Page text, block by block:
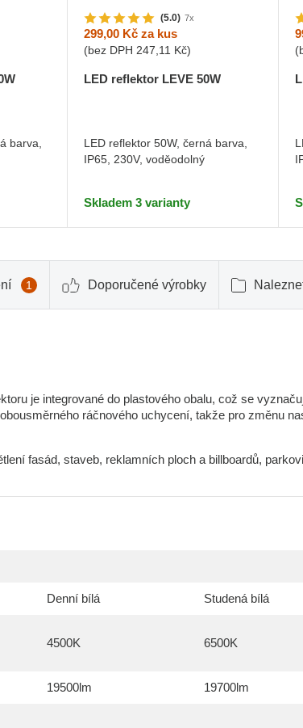
barva,
(5.0) 7x
299,00 Kčza kus
(bez DPH 247,11 Kč)
LED reflektor LEVE 50W
LED reflektor 50W, černá barva,
IP65, 230V, voděodolný
Skladem 3 varianty
1 Doporučené výrobky
je integrované do plastového obalu, což se
ráčnového uchycení, takže pro změnu
fasád, staveb, reklamních ploch a billboardů,
Denní bílá Studená bílá
4500K 6500K
19500lm 19700lm